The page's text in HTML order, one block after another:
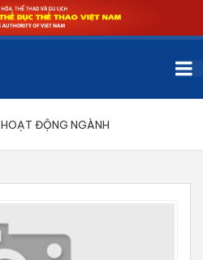
HOẠT ĐỘNG NGÀNH